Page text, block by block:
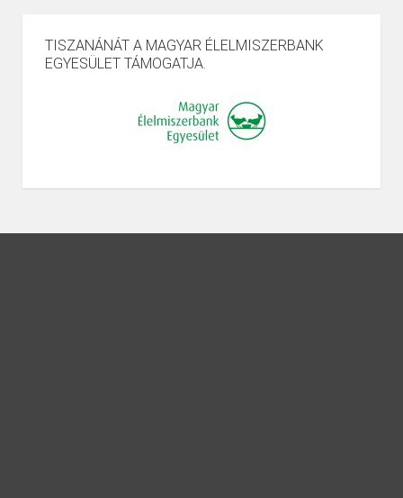
TISZANÁNÁT A MAGYAR ÉLELMISZERBANK
EGYESÜLET TÁMOGATJA.